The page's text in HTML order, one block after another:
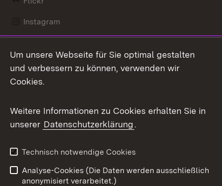
Instagram
Mastodon
Messenger
Social Wall
X / Twitter
Youtube
Um unsere Webseite für Sie optimal gestalten
und verbessern zu können, verwenden wir
Cookies.
Weitere Informationen zu Cookies erhalten Sie in
unserer Datenschutzerklärung.
Technisch notwendige Cookies
Analyse-Cookies (Die Daten werden ausschließlich
anonymisiert verarbeitet.)